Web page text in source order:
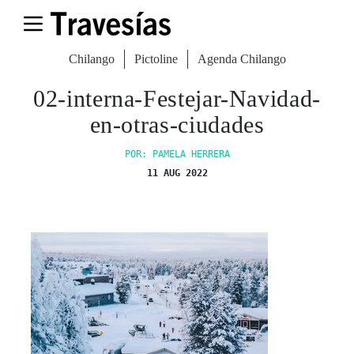
Chilango Pictoline Agenda Chilango
02-interna-Festejar-Navidad-
en-otras-ciudades
POR: PAMELA HERRERA
11 AUG 2022